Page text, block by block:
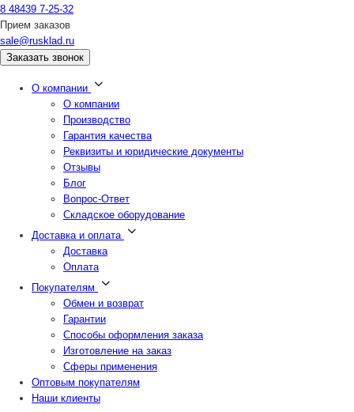
8 48439 7-25-32
Прием заказов
sale@rusklad.ru
Заказать звонок
О компании
О компании
Производство
Гарантия качества
Реквизиты и юридические документы
Отзывы
Блог
Вопрос-Ответ
Складское оборудование
Доставка и оплата
Доставка
Оплата
Покупателям
Обмен и возврат
Гарантии
Способы оформления заказа
Изготовление на заказ
Сферы применения
Оптовым покупателям
Наши клиенты